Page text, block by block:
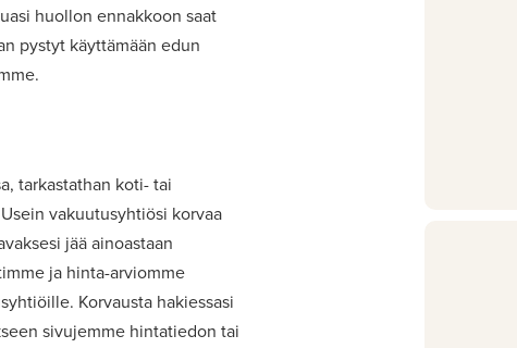
huollon ennakkoon saat
pystyt käyttämään edun
tarkastathan koti- tai
vakuutusyhtiösi korvaa
jää ainoastaan
ja hinta-arviomme
Korvausta hakiessasi
sivujemme hintatiedon tai